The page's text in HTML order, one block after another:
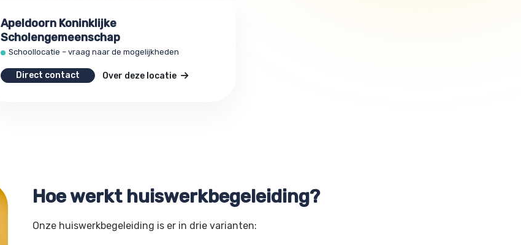
Apeldoorn Koninklijke
Scholengemeenschap
Schoollocatie – vraag naar de mogelijkheden
Direct contact Over deze locatie
Hoe werkt huiswerkbegeleiding?
Onze huiswerkbegeleiding is er in drie varianten: